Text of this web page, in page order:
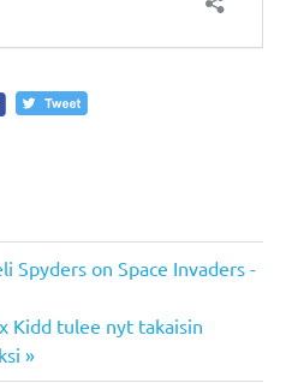
Spyders on Space Invaders -
Kidd tulee nyt takaisin